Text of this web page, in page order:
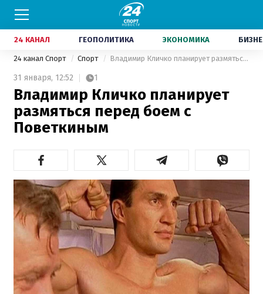
24 КАНАЛ ГЕОПОЛИТИКА ЭКОНОМИКА
24 канал Спорт Спорт Владимир Кличко планирует размяться перед боем с Поветкиным
31 января, 12:52 1
Владимир Кличко планирует
размяться перед боем с
Поветкиным